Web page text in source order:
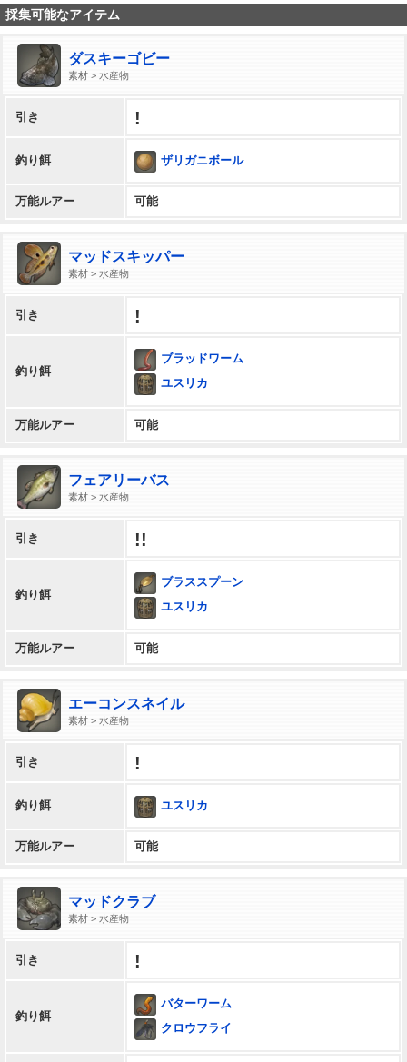
採集可能なアイテム
ダスキーゴビー
素材 > 水産物
引き !
釣り餌 ザリガニボール
万能ルアー 可能
マッドスキッパー
素材 > 水産物
引き !
釣り餌
ブラッドワーム
ユスリカ
万能ルアー 可能
フェアリーバス
素材 > 水産物
引き !!
釣り餌
ブラススプーン
ユスリカ
万能ルアー 可能
エーコンスネイル
素材 > 水産物
引き !
釣り餌 ユスリカ
万能ルアー 可能
マッドクラブ
素材 > 水産物
引き !
釣り餌
バターワーム
クロウフライ